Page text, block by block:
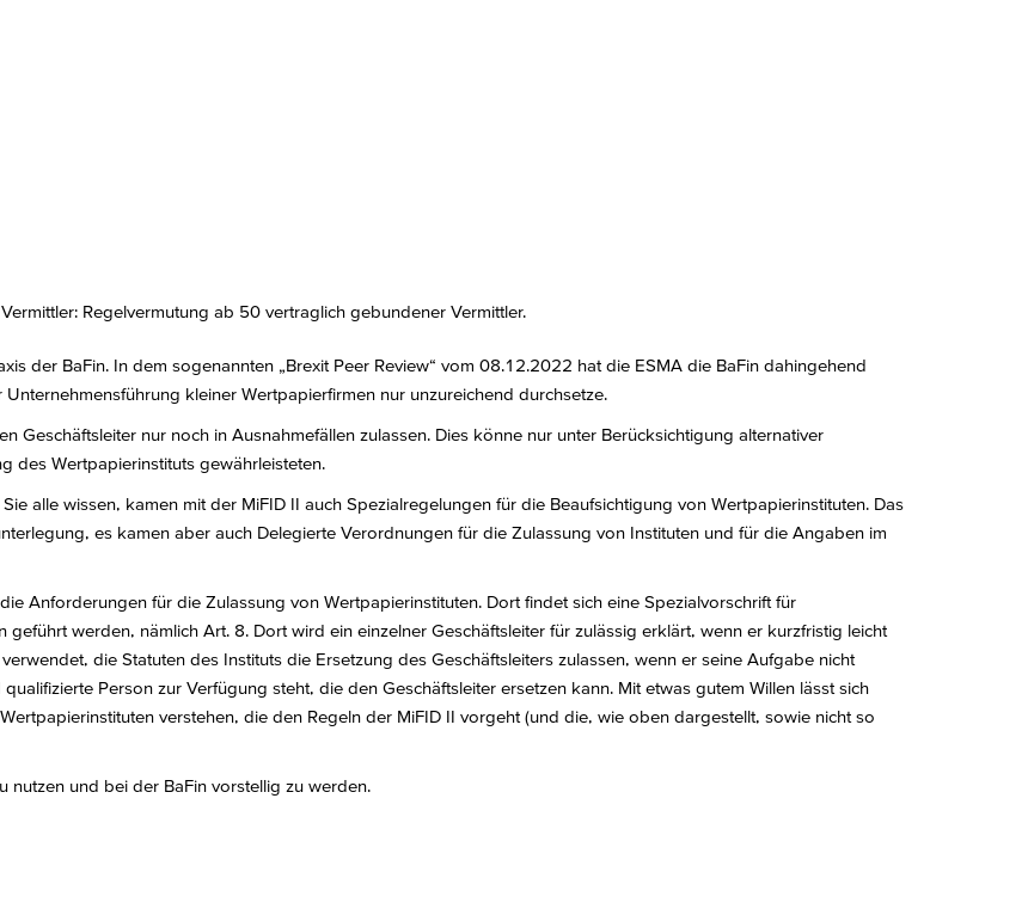
Regelvermutung ab 50 vertraglich gebundener Vermittler.
der BaFin. In dem sogenannten „Brexit Peer Review“ vom 08.12.2022 hat die ESMA die BaFin dahingehend
kleiner Wertpapierfirmen nur unzureichend durchsetze.
Geschäftsleiter nur noch in Ausnahmefällen zulassen. Dies könne nur unter Berücksichtigung alternativer
des Wertpapierinstituts gewährleisteten.
alle wissen, kamen mit der MiFID II auch Spezialregelungen für die Beaufsichtigung von Wertpapierinstituten. Das
es kamen aber auch Delegierte Verordnungen für die Zulassung von Instituten und für die Angaben im
Anforderungen für die Zulassung von Wertpapierinstituten. Dort findet sich eine Spezialvorschrift für
werden, nämlich Art. 8. Dort wird ein einzelner Geschäftsleiter für zulässig erklärt, wenn er kurzfristig leicht
die Statuten des Instituts die Ersetzung des Geschäftsleiters zulassen, wenn er seine Aufgabe nicht
Person zur Verfügung steht, die den Geschäftsleiter ersetzen kann. Mit etwas gutem Willen lässt sich
verstehen, die den Regeln der MiFID II vorgeht (und die, wie oben dargestellt, sowie nicht so
nutzen und bei der BaFin vorstellig zu werden.